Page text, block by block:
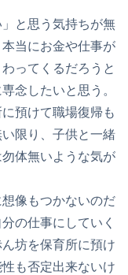
と思う気持ちが無
当にお金や仕事が
ってくるだろうと
念したいと思う。
預けて職場復帰も
限り、子供と一緒
体無いような気が
像もつかないのだ
の仕事にしていく
坊を保育所に預け
も否定出来ないけ